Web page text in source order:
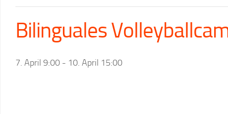
Bilinguales
7. April 9:00 - 10. April 15:00